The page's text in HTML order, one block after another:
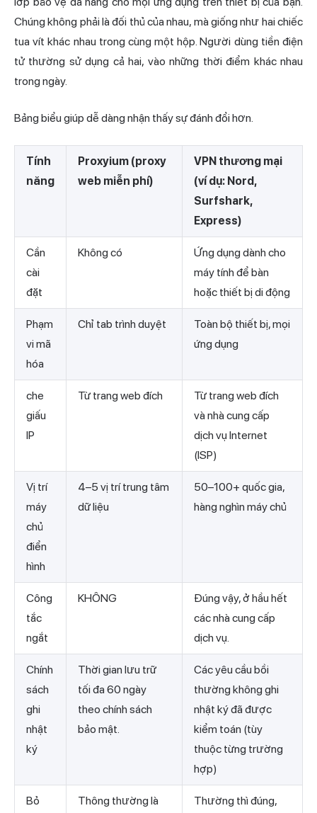
Chúng không phải là đối thủ của nhau, mà giống như hai chiếc
tua vít khác nhau trong cùng một hộp. Người dùng tiền điện
tử thường sử dụng cả hai, vào những thời điểm khác nhau
trong ngày.
Bảng biểu giúp dễ dàng nhận thấy sự đánh đổi hơn.
Tính
năng
Proxyium (proxy
web miễn phí)
VPN thương mại
(ví dụ: Nord,
Surfshark,
Express)
Cần
cài
đặt
Không có
Ứng dụng dành cho
máy tính để bàn
hoặc thiết bị di động
Phạm
vi mã
hóa
Chỉ tab trình duyệt
Toàn bộ thiết bị, mọi
ứng dụng
che
giấu
IP
Từ trang web đích
Từ trang web đích
và nhà cung cấp
dịch vụ Internet
(ISP)
Vị trí
máy
chủ
điển
hình
4–5 vị trí trung tâm
dữ liệu
50–100+ quốc gia,
hàng nghìn máy chủ
Công
tắc
ngắt
KHÔNG
Đúng vậy, ở hầu hết
các nhà cung cấp
dịch vụ.
Chính
sách
ghi
nhật
ký
Thời gian lưu trữ
tối đa 60 ngày
theo chính sách
bảo mật.
Các yêu cầu bồi
thường không ghi
nhật ký đã được
kiểm toán (tùy
thuộc từng trường
hợp)
Bỏ
Thông thường là
Thường thì đúng,